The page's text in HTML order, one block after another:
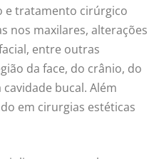
e tratamento cirúrgico
nos maxilares, alterações
entre outras
da face, do crânio, do
bucal. Além
em cirurgias estéticas